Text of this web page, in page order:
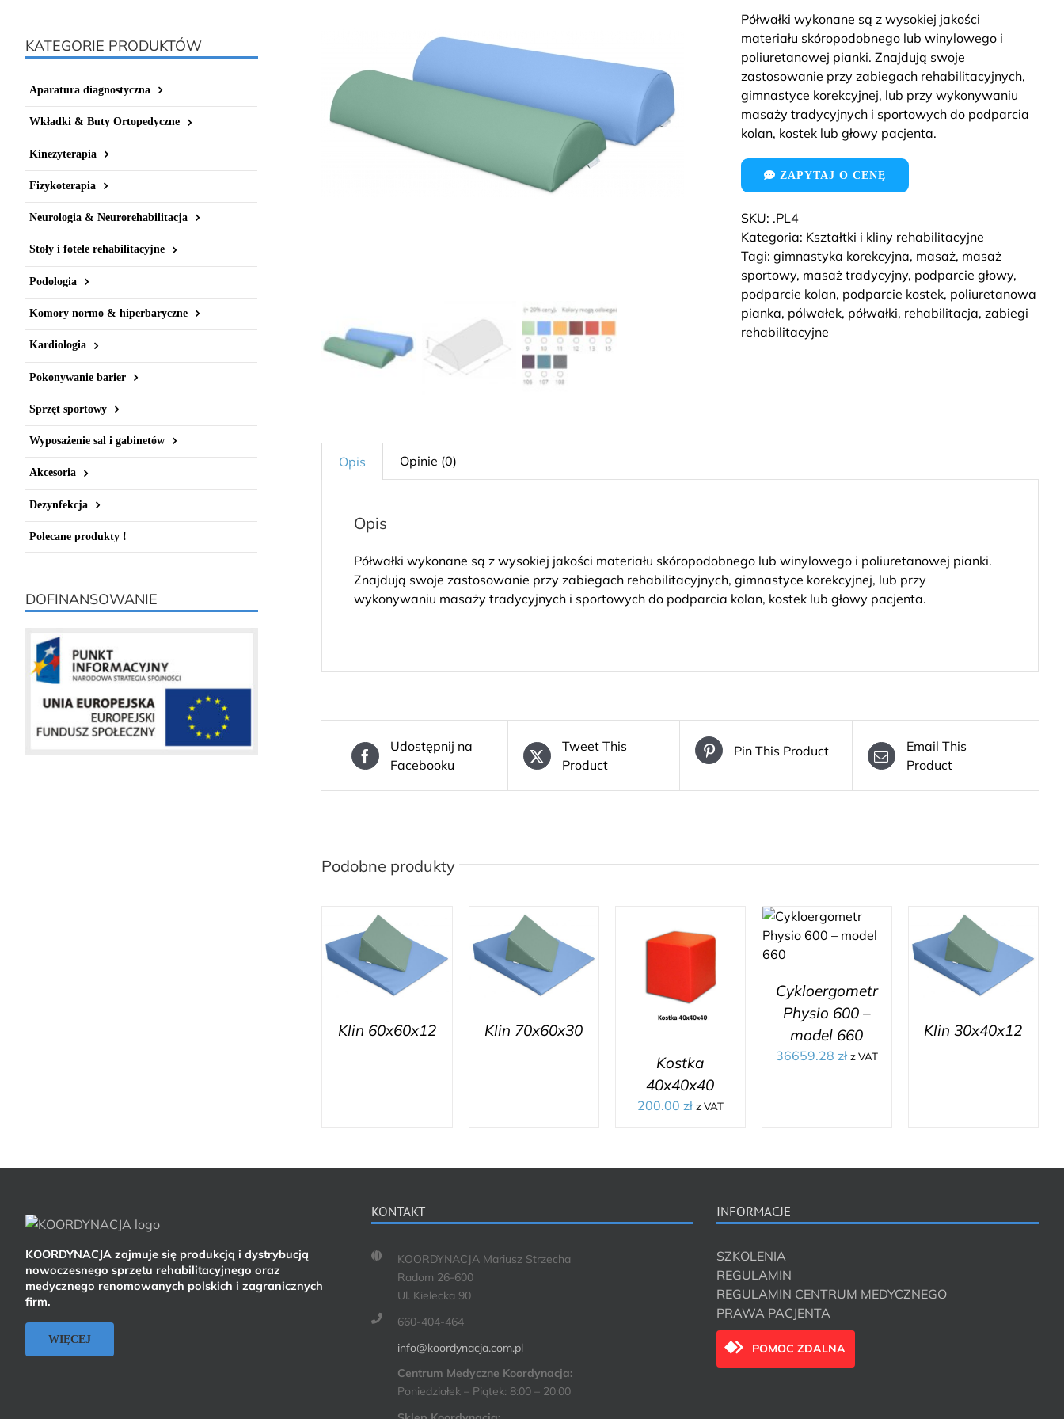
Półwałki wykonane są z wysokiej jakości
materiału skóropodobnego lub winylowego i
poliuretanowej pianki. Znajdują swoje
zastosowanie przy zabiegach rehabilitacyjnych,
gimnastyce korekcyjnej, lub przy wykonywaniu
masaży tradycyjnych i sportowych do podparcia
kolan, kostek lub głowy pacjenta.
ZAPYTAJ O CENĘ
SKU: .PL4
Kategoria: Kształtki i kliny rehabilitacyjne
Tagi:gimnastyka korekcyjna, masaż, masaż
sportowy, masaż tradycyjny, podparcie głowy,
podparcie kolan, podparcie kostek, poliuretanowa
pianka, pólwałek, półwałki, rehabilitacja,zabiegi
rehabilitacyjne
Opis Opinie (0)
Opis
Półwałki wykonane są z wysokiej jakości materiału skóropodobnego lub winylowego i poliuretanowej pianki.
Znajdują swoje zastosowanie przy zabiegach rehabilitacyjnych, gimnastyce korekcyjnej, lub przy
wykonywaniu masaży tradycyjnych i sportowych do podparcia kolan, kostek lub głowy pacjenta.
Udostępnij na
Facebooku
Tweet This
Product
Pin This Product
Email This
Product
Podobne produkty
Klin 60x60x12 Klin 70x60x30
Kostka
40x40x40
200.00 zł z VAT
KOSZYKA
Cykloergometr
Physio 600 –
model 660
36659.28 zł z VAT
Klin 30x40x12
KATEGORIE PRODUKTÓW
Aparatura diagnostyczna
Wkładki & Buty Ortopedyczne
Kinezyterapia
Fizykoterapia
Neurologia & Neurorehabilitacja
Stoły i fotele rehabilitacyjne
Podologia
Komory normo & hiperbaryczne
Kardiologia
Pokonywanie barier
Sprzęt sportowy
Wyposażenie sal i gabinetów
Akcesoria
Dezynfekcja
Polecane produkty !
DOFINANSOWANIE
KOORDYNACJA zajmuje się produkcją i dystrybucją
nowoczesnego sprzętu rehabilitacyjnego oraz
medycznego renomowanych polskich i zagranicznych
firm.
WIĘCEJ
KONTAKT
KOORDYNACJA Mariusz Strzecha
Radom 26-600
Ul. Kielecka 90
660-404-464
info@koordynacja.com.pl
Centrum Medyczne Koordynacja:
Poniedziałek – Piątek: 8:00 – 20:00
INFORMACJE
SZKOLENIA
REGULAMIN
REGULAMIN CENTRUM MEDYCZNEGO
PRAWA PACJENTA
POMOC ZDALNA